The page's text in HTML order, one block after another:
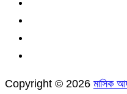
Copyright © 2026 মাসিক